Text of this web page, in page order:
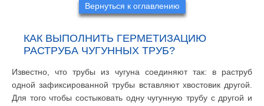
Вернуться к оглавлению
КАК ВЫПОЛНИТЬ ГЕРМЕТИЗАЦИЮ
РАСТРУБА ЧУГУННЫХ ТРУБ?
Известно, что трубы из чугуна соединяют так: в раструб
одной зафиксированной трубы вставляют хвостовик другой.
Для того чтобы состыковать одну чугунную трубу с другой и